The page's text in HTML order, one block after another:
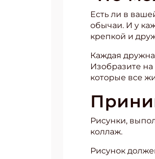
Есть ли в
обычаи. И у
крепкой и
Каждая
Изобразите
которые все
Рисунки,
коллаж.
Рисунок